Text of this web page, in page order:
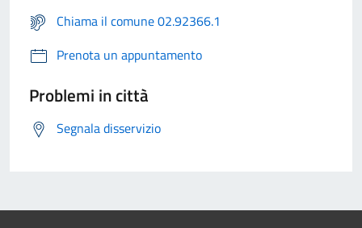
Chiama il comune 02.92366.1
Prenota un appuntamento
Problemi in città
Segnala disservizio